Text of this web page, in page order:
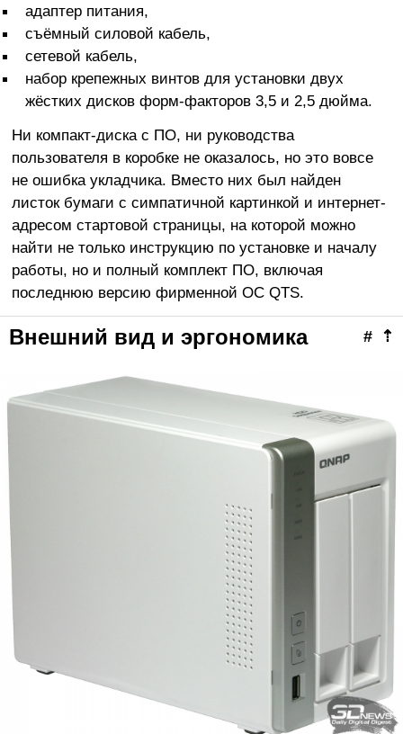
адаптер питания,
съёмный силовой кабель,
сетевой кабель,
набор крепежных винтов для установки двух
жёстких дисков форм-факторов 3,5 и 2,5 дюйма.
Ни компакт-диска с ПО, ни руководства
пользователя в коробке не оказалось, но это вовсе
не ошибка укладчика. Вместо них был найден
листок бумаги с симпатичной картинкой и интернет-
адресом стартовой страницы, на которой можно
найти не только инструкцию по установке и началу
работы, но и полный комплект ПО, включая
последнюю версию фирменной ОС QTS.
⇡
#
Внешний вид и эргономика